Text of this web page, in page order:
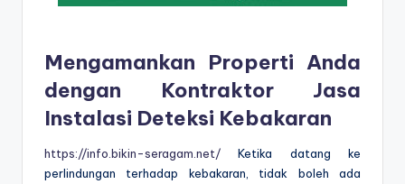
Mengamankan Properti Anda
dengan Kontraktor Jasa
Instalasi Deteksi Kebakaran
https://info.bikin-seragam.net/ Ketika datang ke
perlindungan terhadap kebakaran, tidak boleh ada